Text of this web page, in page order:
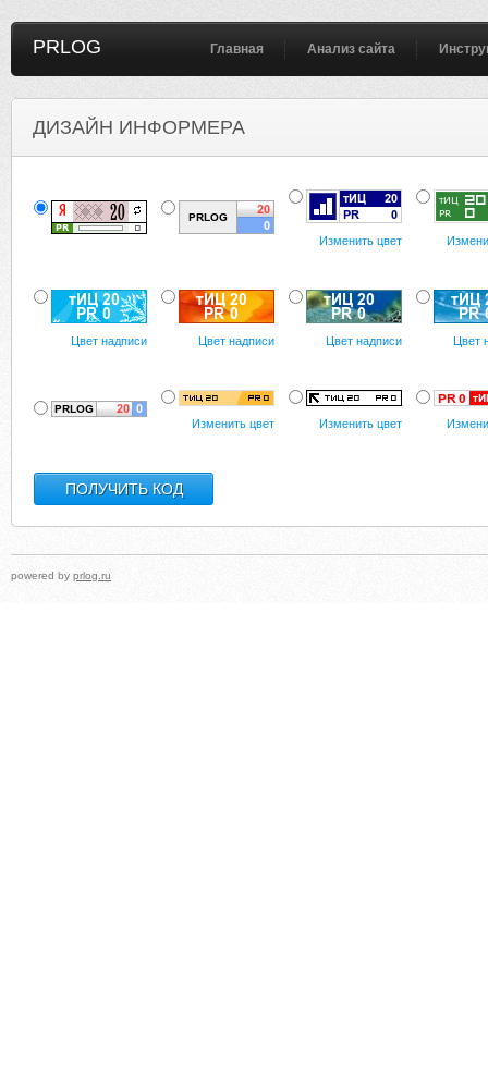
PRLOG Главная Анализ сайта
ДИЗАЙН ИНФОРМЕРА
Изменить цвет
Цвет надписи Цвет надписи Цвет надписи Цвет
Изменить цвет Изменить цвет
powered by prlog.ru